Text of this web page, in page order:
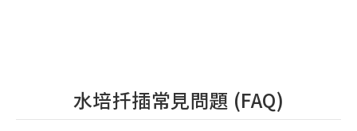
水培扦插常見問題 (FAQ)